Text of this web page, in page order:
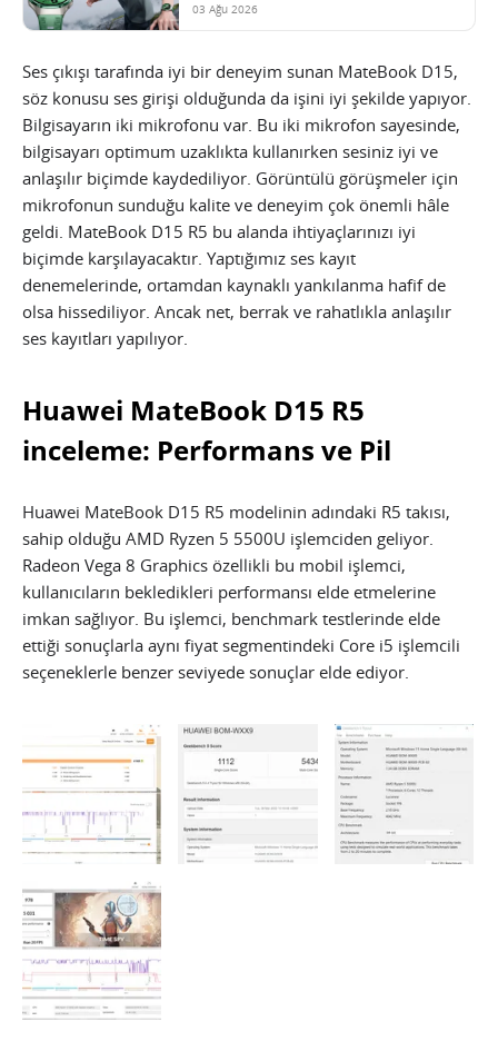
03 Ağu 2026
Ses çıkışı tarafında iyi bir deneyim sunan MateBook D15,
söz konusu ses girişi olduğunda da işini iyi şekilde yapıyor.
Bilgisayarın iki mikrofonu var. Bu iki mikrofon sayesinde,
bilgisayarı optimum uzaklıkta kullanırken sesiniz iyi ve
anlaşılır biçimde kaydediliyor. Görüntülü görüşmeler için
mikrofonun sunduğu kalite ve deneyim çok önemli hâle
geldi. MateBook D15 R5 bu alanda ihtiyaçlarınızı iyi
biçimde karşılayacaktır. Yaptığımız ses kayıt
denemelerinde, ortamdan kaynaklı yankılanma hafif de
olsa hissediliyor. Ancak net, berrak ve rahatlıkla anlaşılır
ses kayıtları yapılıyor.
Huawei MateBook D15 R5
inceleme: Performans ve Pil
Huawei MateBook D15 R5 modelinin adındaki R5 takısı,
sahip olduğu AMD Ryzen 5 5500U işlemciden geliyor.
Radeon Vega 8 Graphics özellikli bu mobil işlemci,
kullanıcıların bekledikleri performansı elde etmelerine
imkan sağlıyor. Bu işlemci, benchmark testlerinde elde
ettiği sonuçlarla aynı fiyat segmentindeki Core i5 işlemcili
seçeneklerle benzer seviyede sonuçlar elde ediyor.